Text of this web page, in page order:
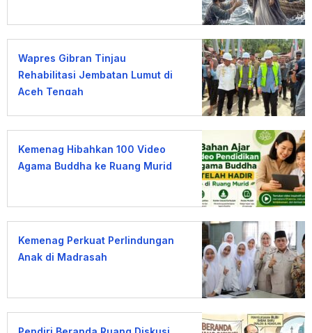
Wapres Gibran Tinjau
Rehabilitasi Jembatan Lumut di
Aceh Tengah
Kemenag Hibahkan 100 Video
Agama Buddha ke Ruang Murid
Kemenag Perkuat Perlindungan
Anak di Madrasah